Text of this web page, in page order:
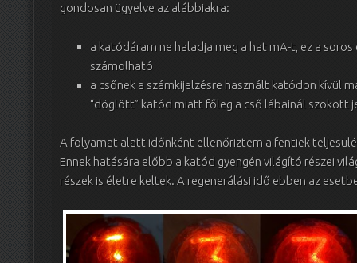
gondosan ügyelve az alábbiakra:
a katódáram ne haladja meg a hat mA-t, ez a
számolható
a csőnek a számkijelzésre használt katódon kívül
“döglött” katód miatt főleg a cső lábainál szokott
A folyamat alatt időnként ellenőriztem a fentiek
Ennek hatására előbb a katód gyengén világító részei
részek is életre keltek. A regenerálási idő ebben az